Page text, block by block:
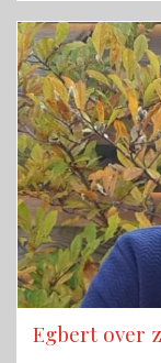
Egbert over